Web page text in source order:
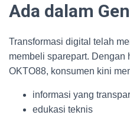
Ada dalam
Transformasi digital telah
membeli sparepart. Dengan
OKTO88, konsumen kini
informasi yang
edukasi teknis